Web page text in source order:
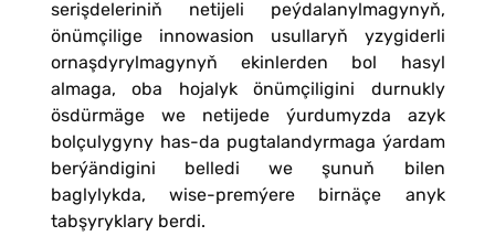
serişdeleriniň netijeli peýdalanylmagynyň,
önümçilige innowasion usullaryň yzygiderli
ornaşdyrylmagynyň ekinlerden bol hasyl
almaga, oba hojalyk önümçiligini durnukly
ösdürmäge we netijede ýurdumyzda azyk
bolçulygyny has-da pugtalandyrmaga ýardam
berýändigini belledi we şunuň bilen
baglylykda, wise-premýere birnäçe anyk
tabşyryklary berdi.